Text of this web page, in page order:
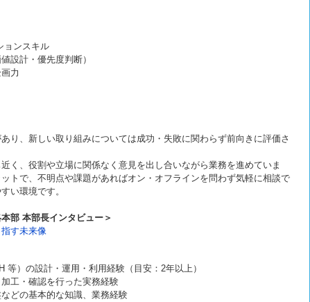
ョンスキル
設計・優先度判断）
力
り、新しい取り組みについては成功・失敗に関わらず前向きに評価さ
く、役割や立場に関係なく意見を出し合いながら業務を進めていま
トで、不明点や課題があればオン・オフラインを問わず気軽に相談で
い環境です。
部 本部長インタビュー＞
す未来像
等）の設計・運用・利用経験（目安：2年以上）
工・確認を行った実務経験
どの基本的な知識、業務経験